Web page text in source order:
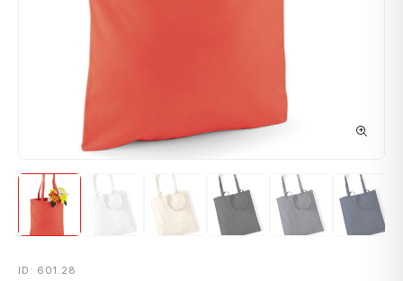
ID: 601.28